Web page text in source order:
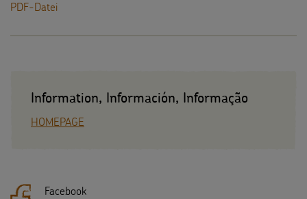
PDF-Datei
Information, Información, Informação
HOMEPAGE
Facebook